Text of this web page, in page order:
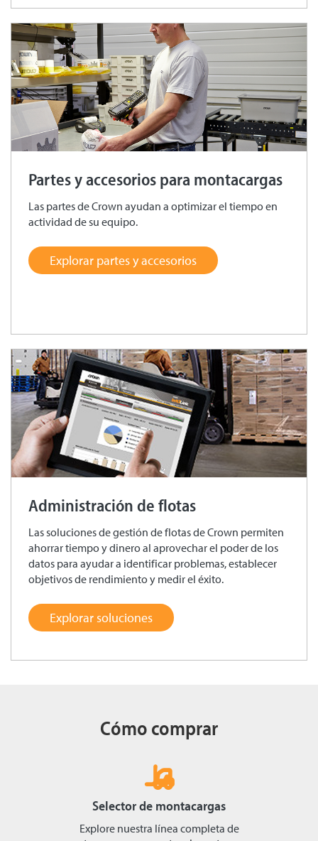
Partes y accesorios para montacargas
Las partes de Crown ayudan a optimizar el tiempo en
actividad de su equipo.
Explorar partes y accesorios
Administración de flotas
Las soluciones de gestión de flotas de Crown permiten
ahorrar tiempo y dinero al aprovechar el poder de los
datos para ayudar a identificar problemas, establecer
objetivos de rendimiento y medir el éxito.
Explorar soluciones
Cómo comprar
Selector de montacargas
Explore nuestra línea completa de